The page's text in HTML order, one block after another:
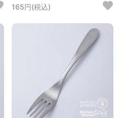
165円(税込)